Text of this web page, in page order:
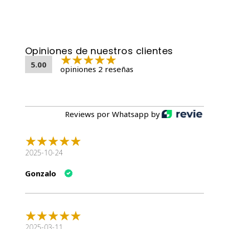
Humedad
79%
Calcio
0.3%
Fósforo
0.25%
240 UI
Vitamina E
95 mg
13 mg
Cobre
2 mg
Yodo
0.4 mg
Taurina
800 mg
Beneficios del Producto
Opiniones de nuestros clientes
5.00 opiniones 2 reseñas
Reviews por Whatsapp by
2025-10-24
Gonzalo